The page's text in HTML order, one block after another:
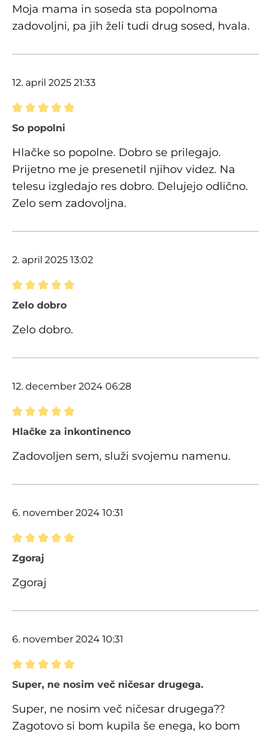
Moja mama in soseda sta popolnoma
zadovoljni, pa jih želi tudi drug sosed, hvala.
12. april 2025 21:33
Ocena z oceno 5 od 5 zvezdic
So popolni
Hlačke so popolne. Dobro se prilegajo.
Prijetno me je presenetil njihov videz. Na
telesu izgledajo res dobro. Delujejo odlično.
Zelo sem zadovoljna.
2. april 2025 13:02
Ocena z oceno 5 od 5 zvezdic
Zelo dobro
Zelo dobro.
12. december 2024 06:28
Ocena z oceno 5 od 5 zvezdic
Hlačke za inkontinenco
Zadovoljen sem, služi svojemu namenu.
6. november 2024 10:31
Ocena z oceno 5 od 5 zvezdic
Zgoraj
Zgoraj
6. november 2024 10:31
Ocena z oceno 5 od 5 zvezdic
Super, ne nosim več ničesar drugega.
Super, ne nosim več ničesar drugega??
Zagotovo si bom kupila še enega, ko bom